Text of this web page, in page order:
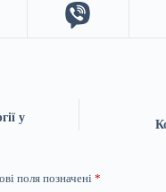
у
поля позначені *